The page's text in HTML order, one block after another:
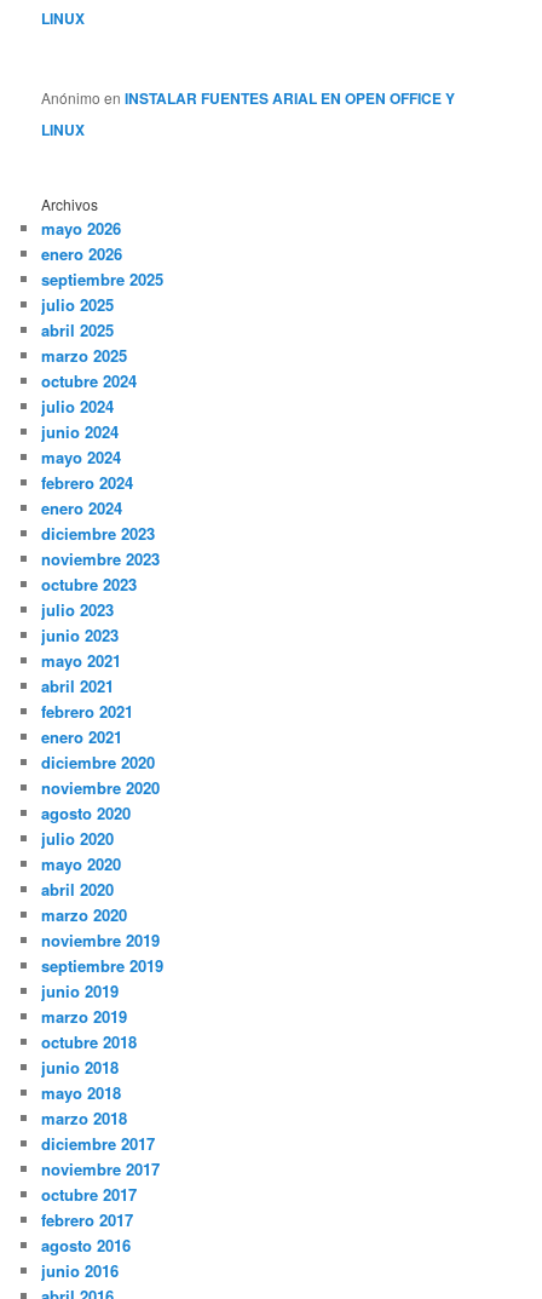
LINUX
Anónimo enINSTALAR FUENTES ARIAL EN OPEN OFFICE Y
LINUX
Archivos
mayo 2026
enero 2026
septiembre 2025
julio 2025
abril 2025
marzo 2025
octubre 2024
julio 2024
junio 2024
mayo 2024
febrero 2024
enero 2024
diciembre 2023
noviembre 2023
octubre 2023
julio 2023
junio 2023
mayo 2021
abril 2021
febrero 2021
enero 2021
diciembre 2020
noviembre 2020
agosto 2020
julio 2020
mayo 2020
abril 2020
marzo 2020
noviembre 2019
septiembre 2019
junio 2019
marzo 2019
octubre 2018
junio 2018
mayo 2018
marzo 2018
diciembre 2017
noviembre 2017
octubre 2017
febrero 2017
agosto 2016
junio 2016